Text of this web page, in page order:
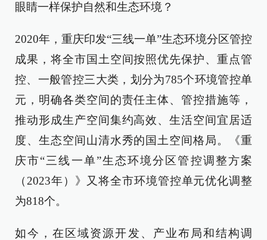
眼睛一样保护自然和生态环境？
2020年，重庆印发“三线一单”生态环境分区管控
成果，将全市国土空间按照优先保护、重点管
控、一般管控三大类，划分为785个环境管控单
元，明确各类空间的责任主体、管控措施等，
推动形成生产空间集约高效、生活空间宜居适
度、生态空间山清水秀的国土空间格局。《重
庆市“三线一单”生态环境分区管控调整方案
（2023年）》又将全市环境管控单元优化调整
为818个。
如今，在区域资源开发、产业布局和结构调